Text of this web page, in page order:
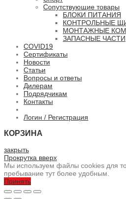
Сопутствующие товары
БЛОКИ ПИТАНИЯ
КОНТРОЛЬНЫЕ
МОНТАЖНЫЕ
ЗАПАСНЫЕ ЧАСТИ
COVID19
Сертификаты
Новости
Статьи
Вопросы и ответы
Дилерам
Подрядчикам
Контакты
Логин / Регистрация
КОРЗИНА
закрыть
Прокрутка вверх
Мы используем файлы cookies для
пребывание тут более удобным.
Принять